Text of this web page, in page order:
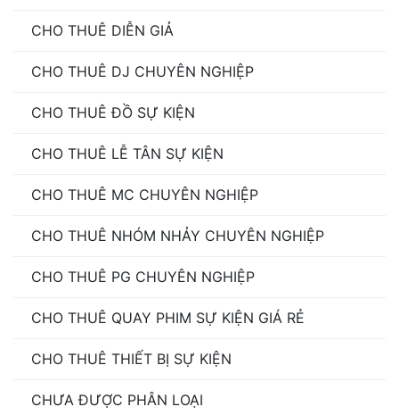
CHO THUÊ DIỄN GIẢ
CHO THUÊ DJ CHUYÊN NGHIỆP
CHO THUÊ ĐỒ SỰ KIỆN
CHO THUÊ LỄ TÂN SỰ KIỆN
CHO THUÊ MC CHUYÊN NGHIỆP
CHO THUÊ NHÓM NHẢY CHUYÊN NGHIỆP
CHO THUÊ PG CHUYÊN NGHIỆP
CHO THUÊ QUAY PHIM SỰ KIỆN GIÁ RẺ
CHO THUÊ THIẾT BỊ SỰ KIỆN
CHƯA ĐƯỢC PHÂN LOẠI